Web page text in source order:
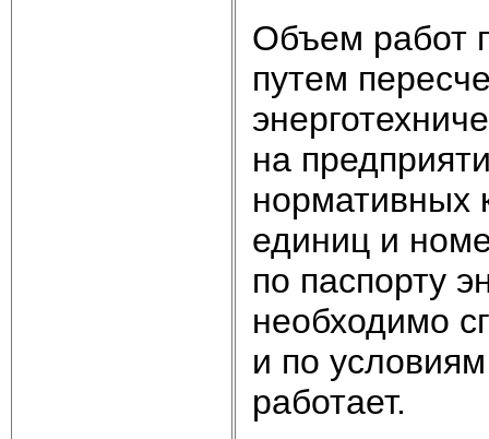
Объем работ
путем
на
нормативных
единиц и
по паспорту
необходимо
и по
работает.